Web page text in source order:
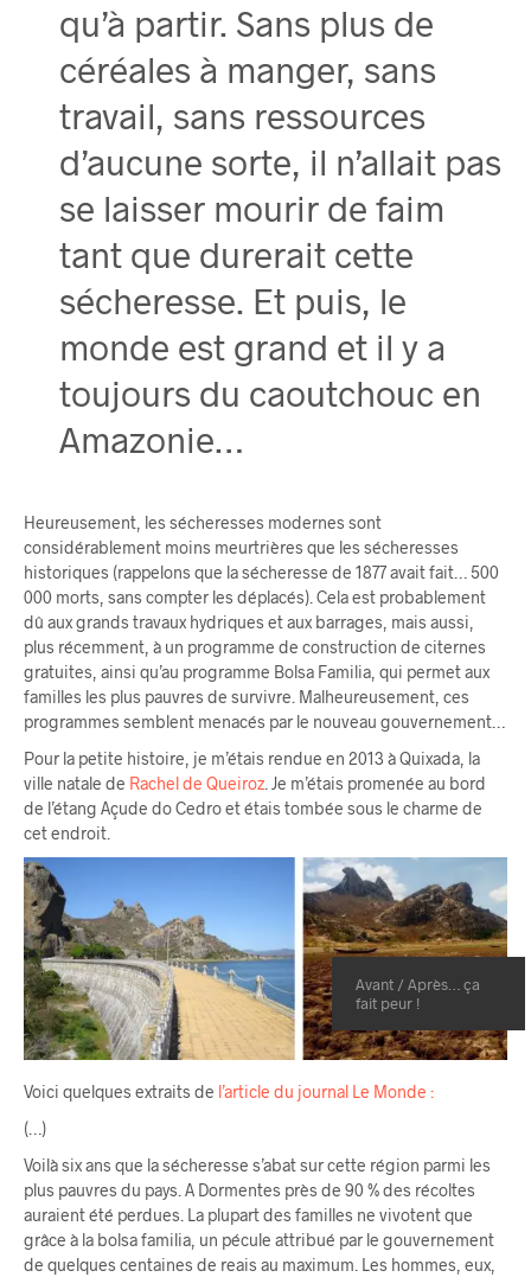
qu’à partir. Sans plus de
céréales à manger, sans
travail, sans ressources
d’aucune sorte, il n’allait pas
se laisser mourir de faim
tant que durerait cette
sécheresse. Et puis, le
monde est grand et il y a
toujours du caoutchouc en
Amazonie…
Heureusement, les sécheresses modernes sont
considérablement moins meurtrières que les sécheresses
historiques (rappelons que la sécheresse de 1877 avait fait… 500
000 morts, sans compter les déplacés). Cela est probablement
dû aux grands travaux hydriques et aux barrages, mais aussi,
plus récemment, à un programme de construction de citernes
gratuites, ainsi qu’au programme Bolsa Familia, qui permet aux
familles les plus pauvres de survivre. Malheureusement, ces
programmes semblent menacés par le nouveau gouvernement…
Pour la petite histoire, je m’étais rendue en 2013 à Quixada, la
ville natale de Rachel de Queiroz . Je m’étais promenée au bord
de l’étang Açude do Cedro et étais tombée sous le charme de
cet endroit.
Avant / Après… ça
fait peur !
Voici quelques extraits de l’article du journal Le Monde :
(…)
Voilà six ans que la sécheresse s’abat sur cette région parmi les
plus pauvres du pays. A Dormentes près de 90 % des récoltes
auraient été perdues. La plupart des familles ne vivotent que
grâce à la bolsa familia, un pécule attribué par le gouvernement
de quelques centaines de reais au maximum. Les hommes, eux,